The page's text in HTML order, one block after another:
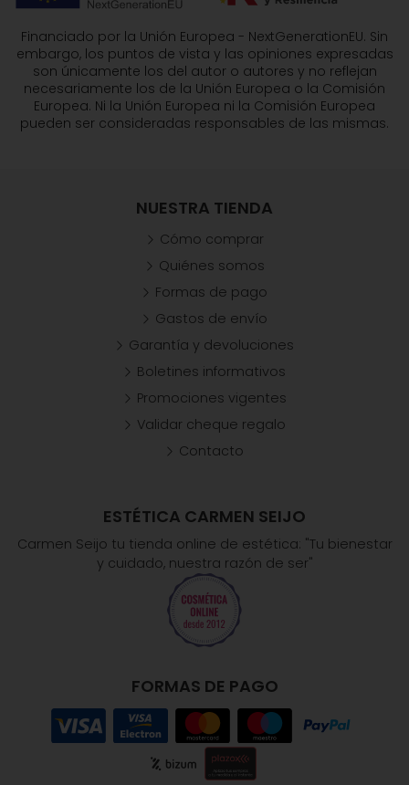
Financiado por la Unión Europea - NextGenerationEU. Sin
embargo, los puntos de vista y las opiniones expresadas
son únicamente los del autor o autores y no reflejan
necesariamente los de la Unión Europea o la Comisión
Europea. Ni la Unión Europea ni la Comisión Europea
pueden ser consideradas responsables de las mismas.
ESTÉTICA CARMEN SEIJO
Carmen Seijo tu tienda online de estética: "Tu bienestar
y cuidado, nuestra razón de ser"
FORMAS DE PAGO
NUESTRA TIENDA
Cómo comprar
Quiénes somos
Formas de pago
Gastos de envío
Garantía y devoluciones
Boletines informativos
Promociones vigentes
Validar cheque regalo
Contacto